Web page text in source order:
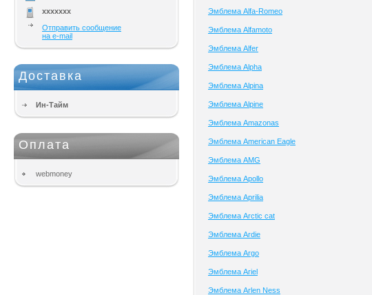
xxxxxxx
Отправить сообщение
на e-mail
Доставка
Ин-Тайм
Оплата
webmoney
Эмблема Alfa-Romeo
Эмблема Alfamoto
Эмблема Alfer
Эмблема Alpha
Эмблема Alpina
Эмблема Alpine
Эмблема Amazonas
Эмблема American Eagle
Эмблема AMG
Эмблема Apollo
Эмблема Aprilia
Эмблема Arctic cat
Эмблема Ardie
Эмблема Argo
Эмблема Ariel
Эмблема Arlen Ness